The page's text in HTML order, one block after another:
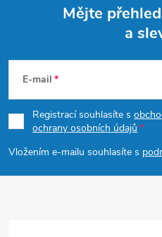
p
a
t
Mějte
a
E-mail
Registrací souhlasíte s
ochrany osobních údajů
Vložením e-mailu souhlasíte s